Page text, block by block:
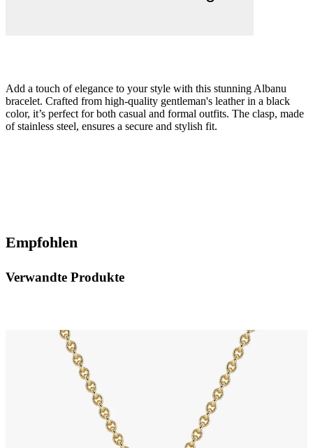
Add a touch of elegance to your style with this stunning Albanu
bracelet. Crafted from high-quality gentleman's leather in a black
color, it’s perfect for both casual and formal outfits. The clasp, made
of stainless steel, ensures a secure and stylish fit.
Empfohlen
Verwandte Produkte